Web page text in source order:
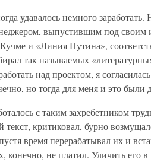
удавалось немного
выпустившим под своим
и «Линия Путина»,
так называемых
над проектом, я
но тогда для меня и это были
с таким захребетником
текст, критиковал, бурно
время перерабатывал их и
конечно, не платил. Уличить его